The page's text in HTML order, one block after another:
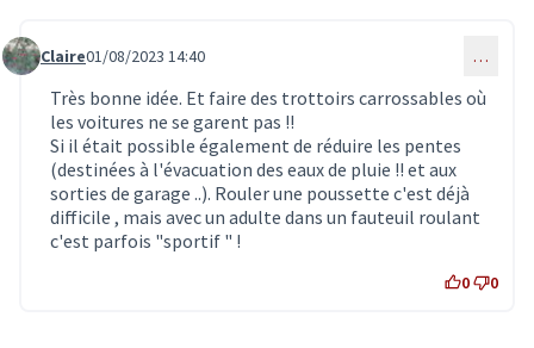
Commentaire 6667
Claire01/08/2023 14:40 …
Très bonne idée. Et faire des trottoirs carrossables où
les voitures ne se garent pas !!
Si il était possible également de réduire les pentes
(destinées à l'évacuation des eaux de pluie !! et aux
sorties de garage ..). Rouler une poussette c'est déjà
difficile , mais avec un adulte dans un fauteuil roulant
c'est parfois "sportif " !
0 0